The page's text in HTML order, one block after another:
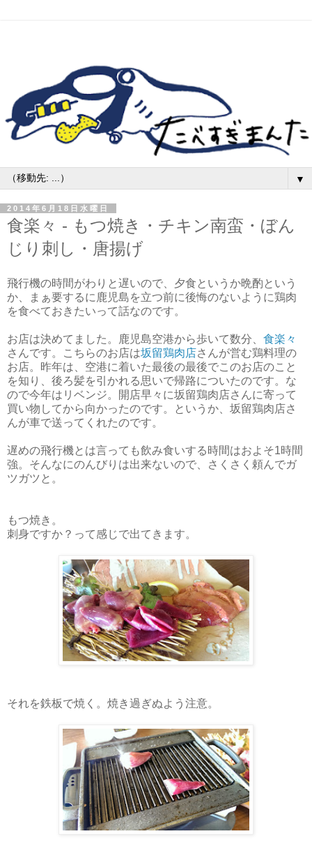
▼
2014年6月18日水曜日
食楽々 - もつ焼き・チキン南蛮・ぼん
じり刺し・唐揚げ
飛行機の時間がわりと遅いので、夕食というか晩酌という
か、まぁ要するに鹿児島を立つ前に後悔のないように鶏肉
を食べておきたいって話なのです。
お店は決めてました。鹿児島空港から歩いて数分、 食楽々
さんです。こちらのお店は坂留鶏肉店さんが営む鶏料理の
お店。昨年は、空港に着いた最後の最後でこのお店のこと
を知り、後ろ髪を引かれる思いで帰路についたのです。な
ので今年はリベンジ。開店早々に坂留鶏肉店さんに寄って
買い物してから向かったのです。というか、坂留鶏肉店さ
んが車で送ってくれたのです。
遅めの飛行機とは言っても飲み食いする時間はおよそ1時間
強。そんなにのんびりは出来ないので、さくさく頼んでガ
ツガツと。
もつ焼き。
刺身ですか？って感じで出てきます。
それを鉄板で焼く。焼き過ぎぬよう注意。